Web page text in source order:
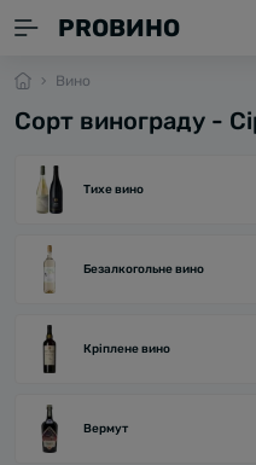
PROВИНО
Вино
Сорт винограду -
Тихе вино
Безалкогольне вино
Кріплене вино
Вермут